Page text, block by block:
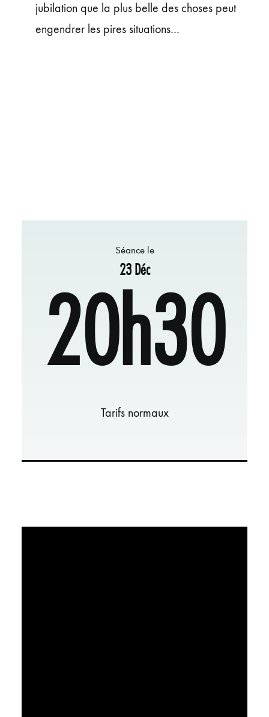
jubilation que la plus belle des choses peut
engendrer les pires situations…
Séance le
23 Déc
20h30
Tarifs normaux